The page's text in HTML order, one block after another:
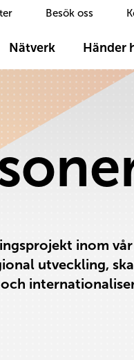
Besök oss
Nätverk Händer
inom
utveckling,